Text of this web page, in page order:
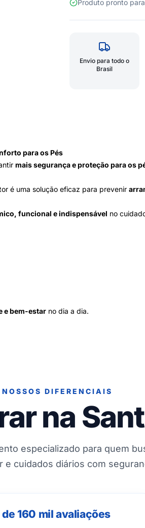
Produto pronto
Envio para todo o
Brasil
para os Pés
mais segurança e proteção para os
é uma solução eficaz para prevenir
funcional e indispensável no
e bem-estar no dia a dia.
NOSSOS DIFERENCIAIS
na
especializado para quem
e cuidados diários com
160 mil avaliações